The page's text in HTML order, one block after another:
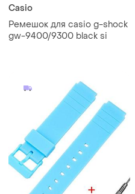
Casio
Ремешок для casio g-shock
gw-9400/9300 black si